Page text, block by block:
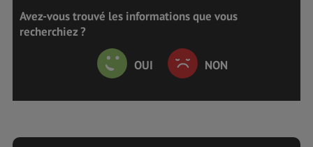
Avez-vous trouvé les informations que vous
recherchiez ?
OUI NON